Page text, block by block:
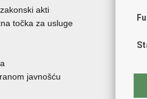
akti
točka za usluge
javnošću